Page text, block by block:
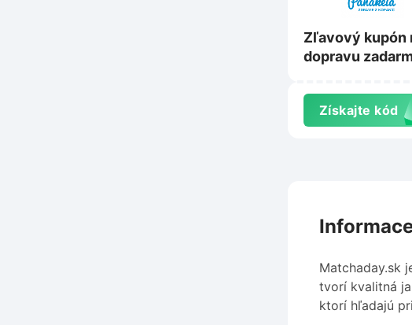
Zľavový kupón
dopravu
Získajte kód
Matchaday.sk
tvorí kvalitná
ktorí hľadajú